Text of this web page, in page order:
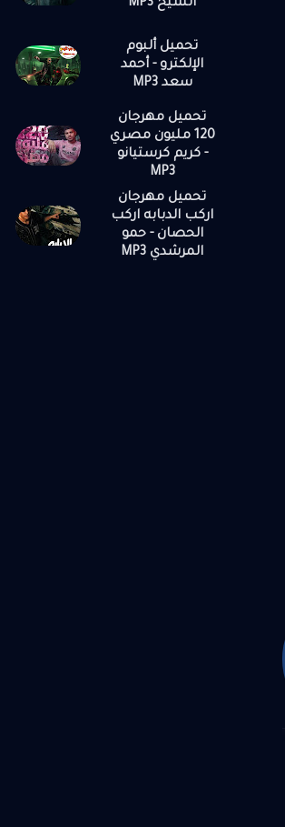
الشيخ MP3
تحميل ألبوم
الإلكترو - أحمد
سعد MP3
تحميل مهرجان
120 مليون مصري
- كريم كرستيانو
MP3
تحميل مهرجان
اركب الدبابه اركب
الحصان - حمو
المرشدي MP3